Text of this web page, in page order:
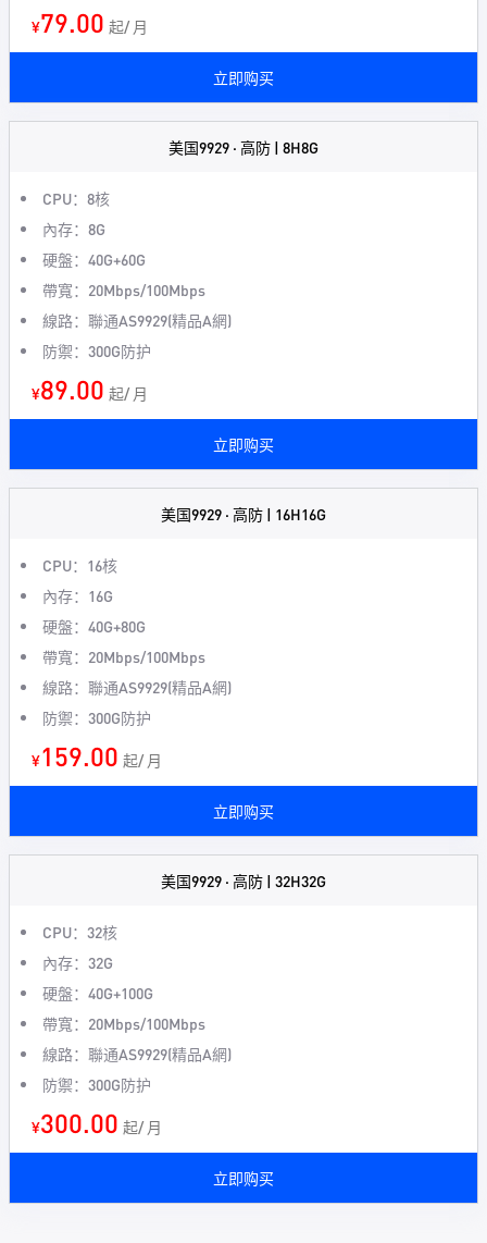
¥79.00 起/ 月
立即购买
美国9929 · 高防 | 8H8G
CPU：8核
內存：8G
硬盤：40G+60G
帶寬：20Mbps/100Mbps
線路：聯通AS9929(精品A網)
防禦：300G防护
¥89.00 起/ 月
立即购买
美国9929 · 高防 | 16H16G
CPU：16核
內存：16G
硬盤：40G+80G
帶寬：20Mbps/100Mbps
線路：聯通AS9929(精品A網)
防禦：300G防护
¥159.00 起/ 月
立即购买
美国9929 · 高防 | 32H32G
CPU：32核
內存：32G
硬盤：40G+100G
帶寬：20Mbps/100Mbps
線路：聯通AS9929(精品A網)
防禦：300G防护
¥300.00 起/ 月
立即购买